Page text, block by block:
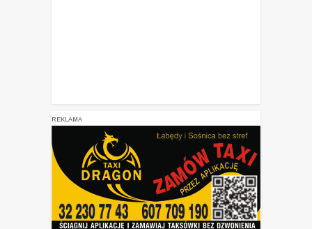
REKLAMA